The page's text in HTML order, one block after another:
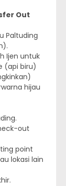
Out
Paltuding
Ijen untuk
(api biru)
hijau
out
point
lokasi lain